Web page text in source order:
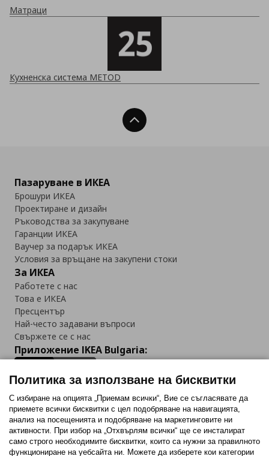
Матраци
Кухненска система METOD
Нагоре
Пазаруване в ИКЕА
Брошури ИКЕА
Проектиране и дизайн
Ръководства за закупуване
Гаранции ИКЕА
Ваучер за подарък ИКЕА
Условия за връщане на закупени стоки
За ИКЕА
Работете с нас
Това е ИКЕА
Пресцентър
Най-често задавани въпроси
Свържете се с нас
Приложение IKEA Bulgaria:
Последвайте ни:
FacebookTwitterYoutubePinterestInstagram
Политика за използване на бисквитки
С избиране на опцията „Приемам всички“, Вие се съгласявате да
приемете всички бисквитки с цел подобряване на навигацията,
анализ на посещенията и подобряване на маркетинговите ни
активности. При избор на „Отхвърлям всички“ ще се инсталират
само строго необходимитe бисквитки, които са нужни за правилното
функциониране на уебсайта ни. Можете да изберете кои категории